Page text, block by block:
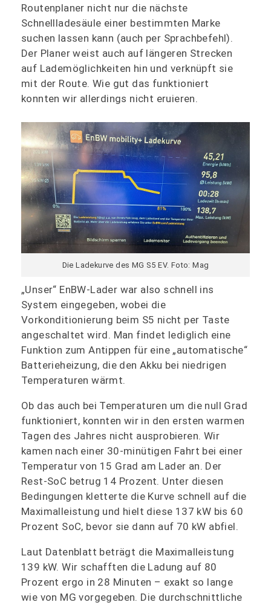
Routenplaner nicht nur die nächste
Schnellladesäule einer bestimmten Marke
suchen lassen kann (auch per Sprachbefehl).
Der Planer weist auch auf längeren Strecken
auf Lademöglichkeiten hin und verknüpft sie
mit der Route. Wie gut das funktioniert
konnten wir allerdings nicht eruieren.
Die Ladekurve des MG S5 EV. Foto: Mag
„Unser“ EnBW-Lader war also schnell ins
System eingegeben, wobei die
Vorkonditionierung beim S5 nicht per Taste
angeschaltet wird. Man findet lediglich eine
Funktion zum Antippen für eine „automatische“
Batterieheizung, die den Akku bei niedrigen
Temperaturen wärmt.
Ob das auch bei Temperaturen um die null Grad
funktioniert, konnten wir in den ersten warmen
Tagen des Jahres nicht ausprobieren. Wir
kamen nach einer 30-minütigen Fahrt bei einer
Temperatur von 15 Grad am Lader an. Der
Rest-SoC betrug 14 Prozent. Unter diesen
Bedingungen kletterte die Kurve schnell auf die
Maximalleistung und hielt diese 137 kW bis 60
Prozent SoC, bevor sie dann auf 70 kW abfiel.
Laut Datenblatt beträgt die Maximalleistung
139 kW. Wir schafften die Ladung auf 80
Prozent ergo in 28 Minuten – exakt so lange
wie von MG vorgegeben. Die durchschnittliche